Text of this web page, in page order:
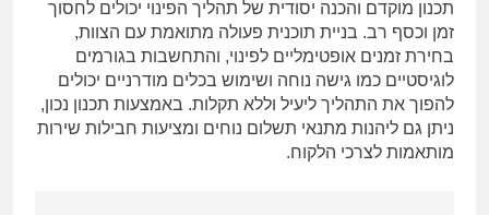
תכנון מוקדם והכנה יסודית של תהליך הפינוי יכולים לחסוך
זמן וכסף רב. בניית תוכנית פעולה מתואמת עם הצוות,
בחירת זמנים אופטימליים לפינוי, והתחשבות בגורמים
לוגיסטיים כמו גישה נוחה ושימוש בכלים מודרניים יכולים
להפוך את התהליך ליעיל וללא תקלות. באמצעות תכנון נכון,
ניתן גם ליהנות מתנאי תשלום נוחים ומציעות חבילות שירות
מותאמות לצרכי הלקוח.